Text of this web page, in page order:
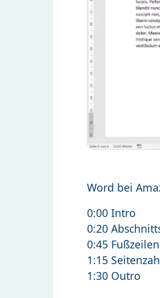
Word bei
0:00 Intro
0:20
0:45
1:15
1:30 Outro